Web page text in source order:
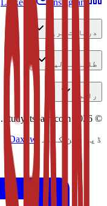
دریافت کریں
طلبہ کے لیے
رابطہ
©
2026
ڈیزائن کردہ
Daxow